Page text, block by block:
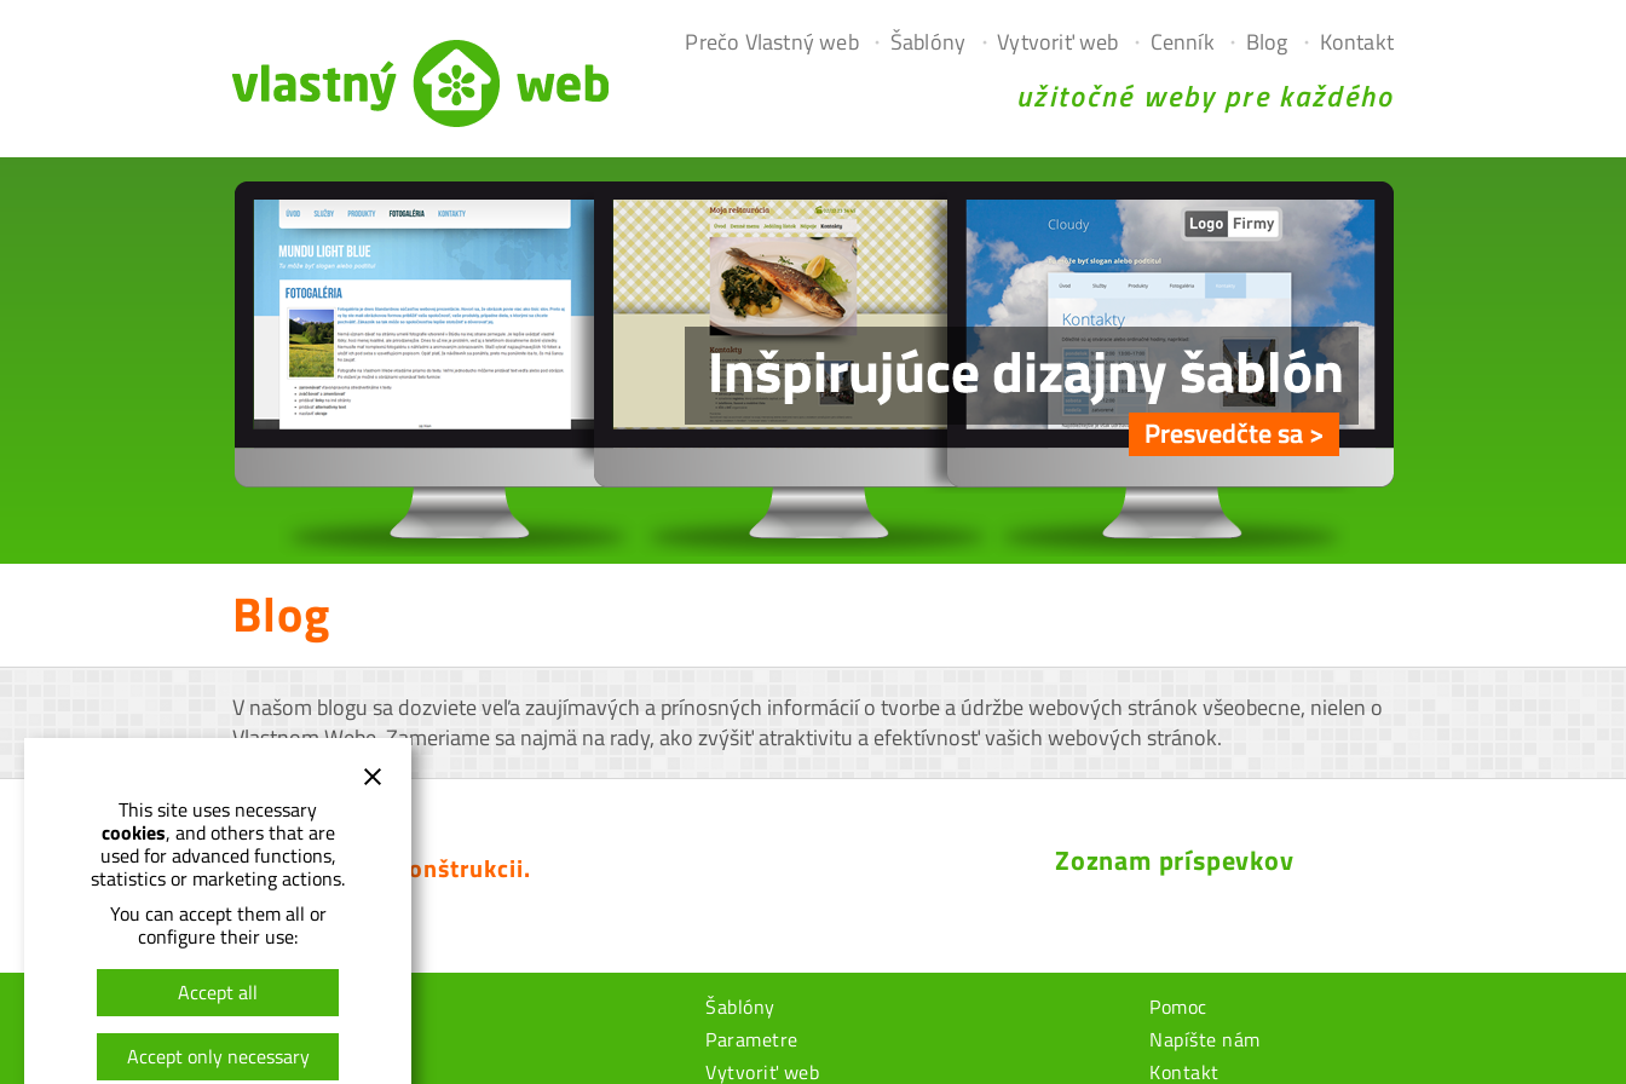
This site uses necessary
cookies, and others that are
used for advanced functions,
statistics or marketing actions.
You can accept them all or
configure their use:
Accept all
Accept only necessary
Prečo Vlastný web Šablóny Vytvoriť web Cenník Blog Kontakt
užitočné weby pre každého
Blog
V našom blogu sa dozviete veľa zaujímavých a prínosných informácií o tvorbe a údržbe webových stránok všeobecne, nielen o
Vlastnom Webe. Zameriame sa najmä na rady, ako zvýšiť atraktivitu a efektívnosť vašich webových stránok.
Stránka je v rekonštrukcii. Zoznam príspevkov
Úvod
Prečo Vlastný web
Cenník
Šablóny
Parametre
Vytvoriť web
Pomoc
Napíšte nám
Kontakt